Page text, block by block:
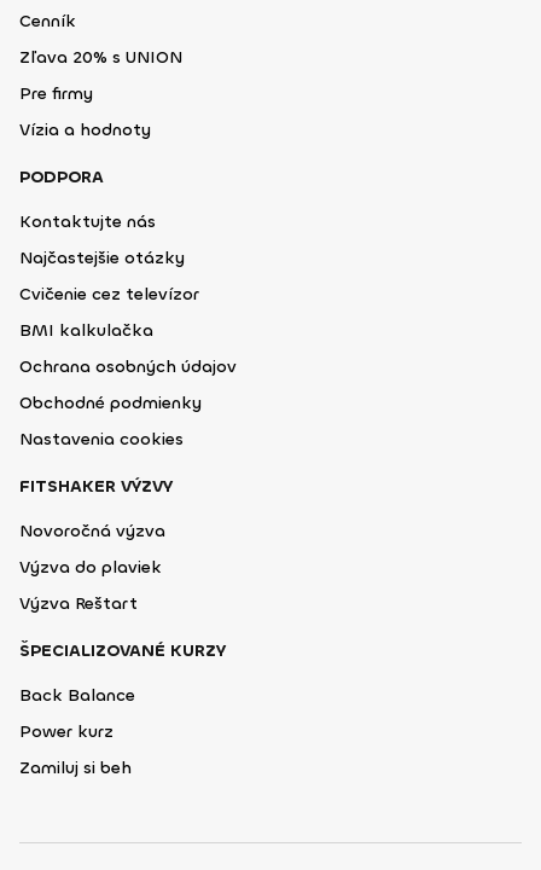
Cenník
Zľava 20% s UNION
Pre firmy
Vízia a hodnoty
PODPORA
Kontaktujte nás
Najčastejšie otázky
Cvičenie cez televízor
BMI kalkulačka
Ochrana osobných údajov
Obchodné podmienky
Nastavenia cookies
FITSHAKER VÝZVY
Novoročná výzva
Výzva do plaviek
Výzva Reštart
ŠPECIALIZOVANÉ KURZY
Back Balance
Power kurz
Zamiluj si beh